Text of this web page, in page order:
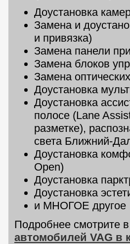
Доустановка
Замена и
и привязка)
Замена панели
Замена блоков
Замена
Доустановка
Доустановка
полосе (Lane
разметке),
света Ближний-
Доустановка
Open)
Доустановка
Доустановка
и МНОГОЕ другое
Подробнее смотрите
автомобилей VAG в